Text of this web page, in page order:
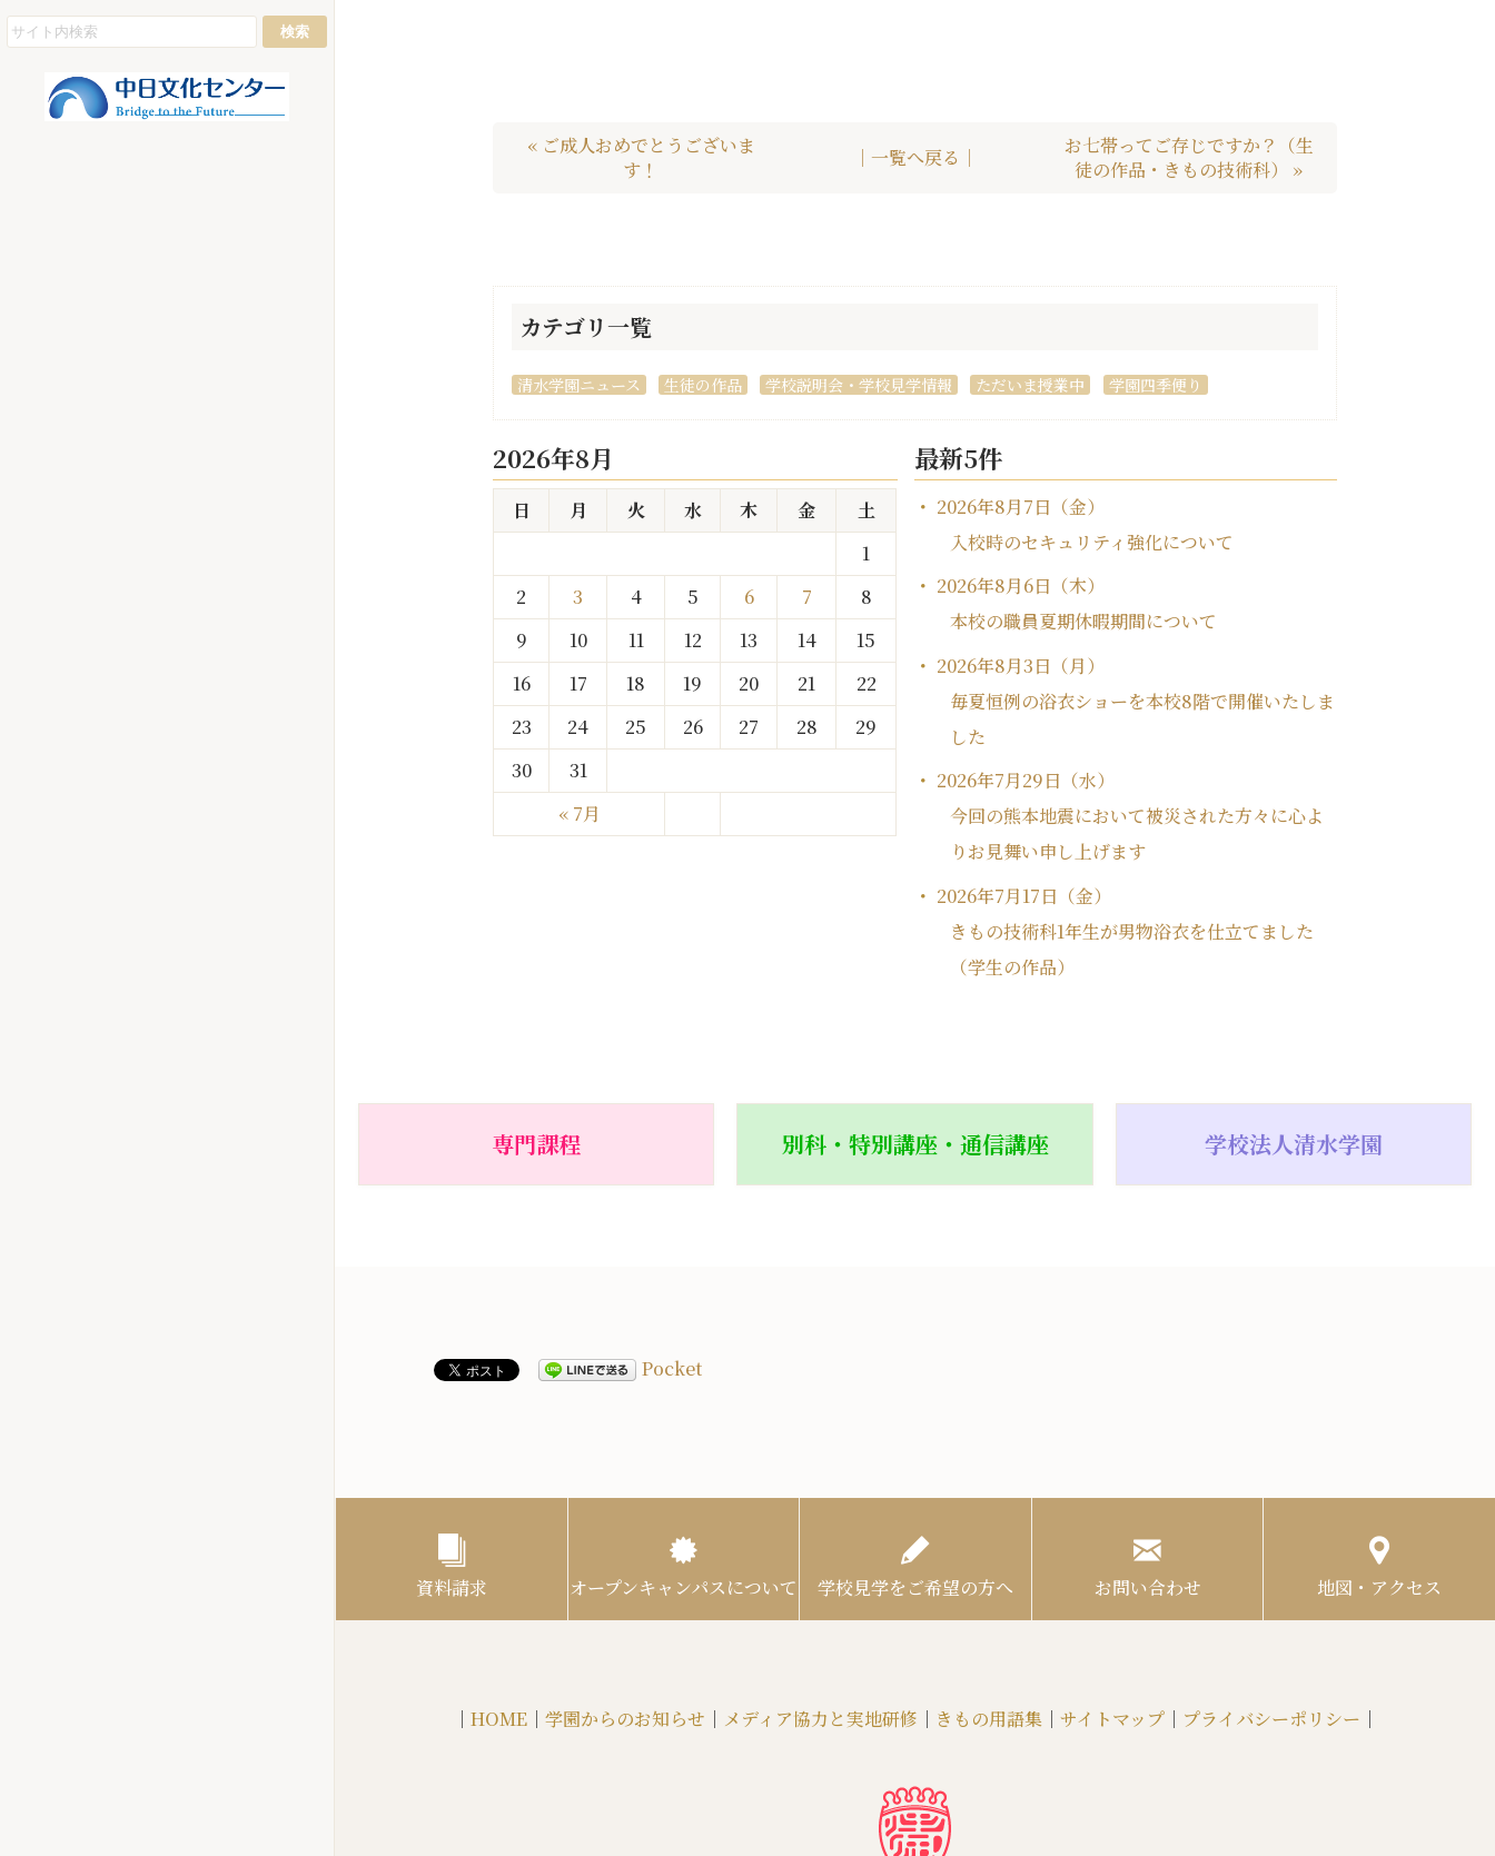
« ご成人おめでとうございま
す！
｜一覧へ戻る｜
お七帯ってご存じですか？（生
徒の作品・きもの技術科） »
カテゴリ一覧
清水学園ニュース 生徒の作品 学校説明会・学校見学情報 ただいま授業中 学園四季便り
2026年8月
日 月 火 水 木 金 土
« 7月
1
2
3 4 5 6 7
8
9
10 11 12 13 14
15
16
17 18 19 20 21
22
23
24 25 26 27 28
29
30
31
最新5件
2026年8月7日（金）
入校時のセキュリティ強化について
2026年8月6日（木）
本校の職員夏期休暇期間について
2026年8月3日（月）
毎夏恒例の浴衣ショーを本校8階で開催いたしま
した
2026年7月29日（水）
今回の熊本地震において被災された方々に心よ
りお見舞い申し上げます
2026年7月17日（金）
きもの技術科1年生が男物浴衣を仕立てました
（学生の作品）
専門課程 別科・特別講座・通信講座 学校法人清水学園
Pocket
資料請求 オープンキャンパスについて 学校見学をご希望の方へ お問い合わせ 地図・アクセス
｜ HOME｜ 学園からのお知らせ ｜ メディア協力と実地研修 ｜ きもの用語集｜ サイトマップ｜ プライバシーポリシー ｜